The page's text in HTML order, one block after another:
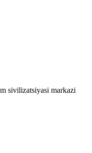
sivilizatsiyasi markazi